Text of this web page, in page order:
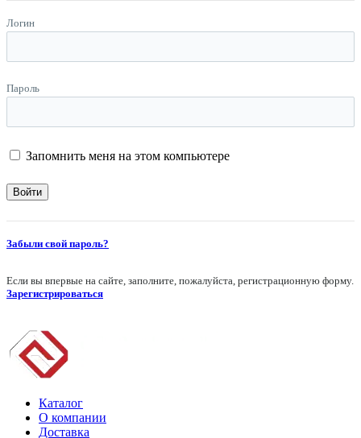
Логин
Пароль
Запомнить меня на этом компьютере
Забыли свой пароль?
Если вы впервые на сайте, заполните, пожалуйста, регистрационную форму.
Зарегистрироваться
Каталог
О компании
Доставка